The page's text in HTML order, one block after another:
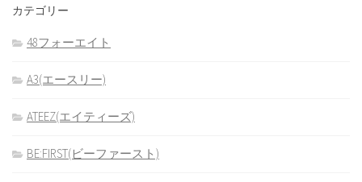
カテゴリー
48フォーエイト
A3(エースリー)
ATEEZ(エイティーズ)
BE:FIRST(ビーファースト)